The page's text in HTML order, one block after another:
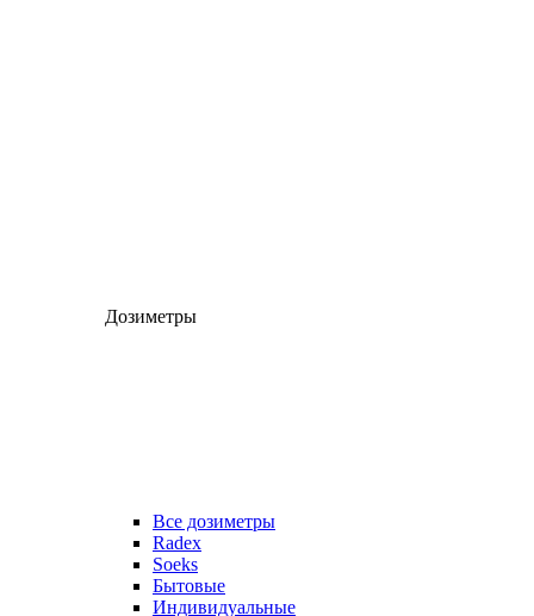
Дозиметры
Все дозиметры
Radex
Soeks
Бытовые
Индивидуальные